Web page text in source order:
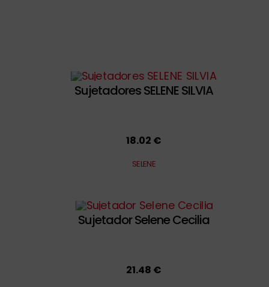
Sujetadores SELENE SILVIA
18.02 €
SELENE
Sujetador Selene Cecilia
21.48 €